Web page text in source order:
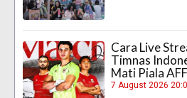
Cara Live
Timnas
Mati Piala
7 August 2026